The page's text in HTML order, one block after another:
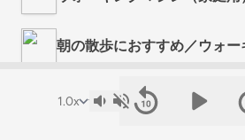
朝の散歩におすすめ／ウォ
開運に導くウォーキングシュ